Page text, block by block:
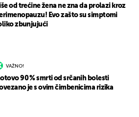
od trećine žena ne zna da prolazi kroz
Evo zašto su simptomi
zbunjujući
VAŽNO!
90 % smrti od srčanih bolesti
je s ovim čimbenicima rizika